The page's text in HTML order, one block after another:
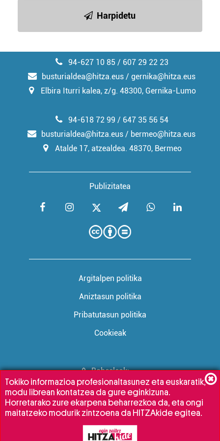
Harpidetu
94-627 10 85 / 607 29 22 23
busturialdea@hitza.eus / gernika@hitza.eus
Elbira Iturri kalea, z/g. 48300, Gernika-Lumo
Publizitatea
94-618 72 99 / 647 35 56 54
busturialdea@hitza.eus / bermeo@hitza.eus
Atalde 17, atzealdea. 48370, Bermeo
Argitalpen politika
Aniztasun politika
Pribatutasun politika
Cookieak
Babesleak:
Tokiko informazioa profesionaltasunez eta euskaratik,
modu librean kontatzea da gure eginkizuna.
Horretarako zure ekarpena beharrezkoa da, eta ongi
maitatzeko modurik zintzoena da HITZAkide egitea.